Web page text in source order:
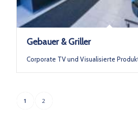
Gebauer & Griller
Corporate TV und Visualisierte
1 2